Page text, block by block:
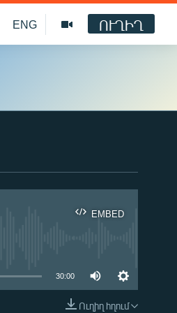
ENG ՈՒՂԻՂ
EMBED
30:00
Ուղիղ հղում